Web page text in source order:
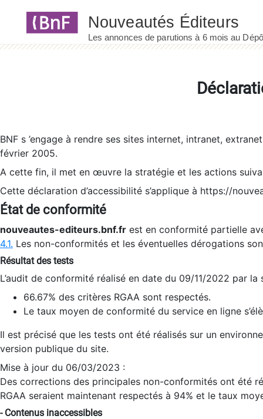
BNF s ’engage à rendre ses sites internet, intranet,
février 2005.
A cette fin, il met en œuvre la stratégie et les actions
Cette déclaration d’accessibilité s’applique à https://
État de conformité
nouveautes-editeurs.bnf.fr est en conformité partielle
4.1. Les non-conformités et les éventuelles dérogations
Résultat des tests
L’audit de conformité réalisé en date du 09/11/2022 par
66.67% des critères RGAA sont respectés.
Le taux moyen de conformité du service en ligne
Il est précisé que les tests ont été réalisés sur un
version publique du site.
Mise à jour du 06/03/2023 :
Des corrections des principales non-conformités ont été
RGAA seraient maintenant respectés à 94% et le taux
- Contenus inaccessibles